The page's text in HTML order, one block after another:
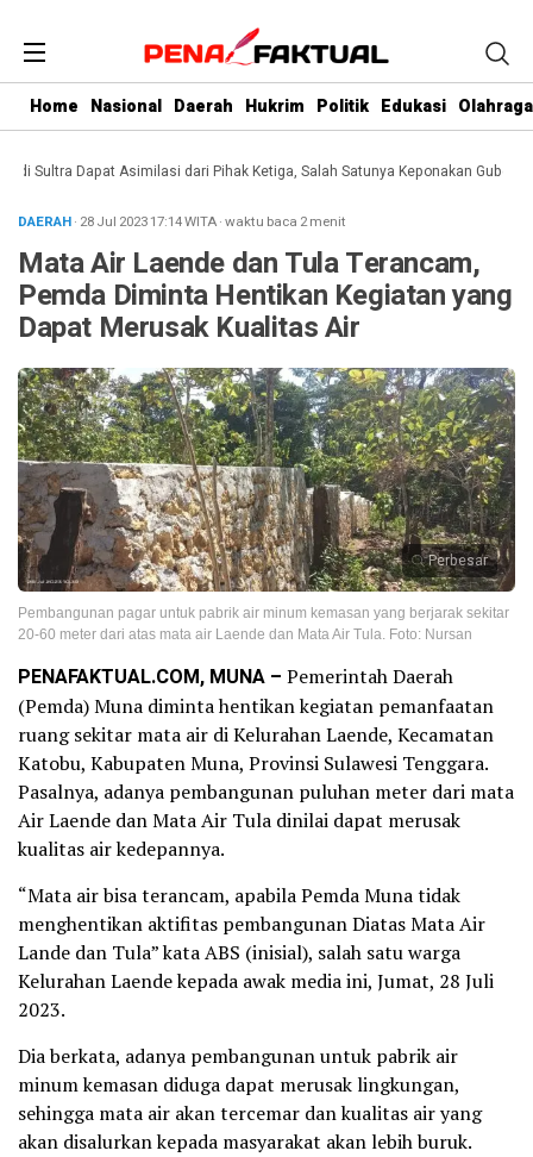
Home Nasional Daerah Hukrim Politik Edukasi Olahraga
Dapat Asimilasi dari Pihak Ketiga, Salah Satunya Keponakan Gubernur
DAERAH· 28 Jul 202317:14WITA·waktu baca 2 menit
Mata Air Laende dan Tula Terancam,
Pemda Diminta Hentikan Kegiatan yang
Dapat Merusak Kualitas Air
Perbesar
Pembangunan pagar untuk pabrik air minum kemasan yang berjarak sekitar
20-60 meter dari atas mata air Laende dan Mata Air Tula. Foto: Nursan
PENAFAKTUAL.COM, MUNA – Pemerintah Daerah
(Pemda) Muna diminta hentikan kegiatan pemanfaatan
ruang sekitar mata air di Kelurahan Laende, Kecamatan
Katobu, Kabupaten Muna, Provinsi Sulawesi Tenggara.
Pasalnya, adanya pembangunan puluhan meter dari mata
Air Laende dan Mata Air Tula dinilai dapat merusak
kualitas air kedepannya.
“Mata air bisa terancam, apabila Pemda Muna tidak
menghentikan aktifitas pembangunan Diatas Mata Air
Lande dan Tula” kata ABS (inisial), salah satu warga
Kelurahan Laende kepada awak media ini, Jumat, 28 Juli
2023.
Dia berkata, adanya pembangunan untuk pabrik air
minum kemasan diduga dapat merusak lingkungan,
sehingga mata air akan tercemar dan kualitas air yang
akan disalurkan kepada masyarakat akan lebih buruk.